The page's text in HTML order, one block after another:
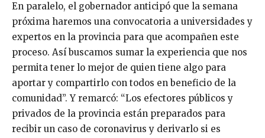
En paralelo, el gobernador anticipó que la semana
próxima haremos una convocatoria a universidades y
expertos en la provincia para que acompañen este
proceso. Así buscamos sumar la experiencia que nos
permita tener lo mejor de quien tiene algo para
aportar y compartirlo con todos en beneficio de la
comunidad”. Y remarcó: “Los efectores públicos y
privados de la provincia están preparados para
recibir un caso de coronavirus y derivarlo si es